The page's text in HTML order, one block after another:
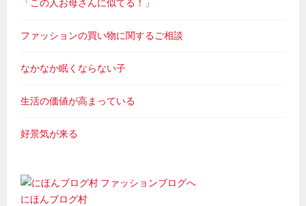
「この人お母さんに似てる！」
ファッションの買い物に関するご相談
なかなか眠くならない子
生活の価値が高まっている
好景気が来る
にほんブログ村